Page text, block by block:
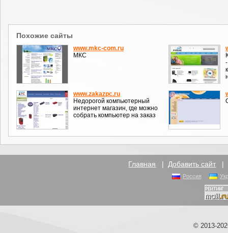
Похожие сайты
www.mkc-com.ru
МКС
www.zakazpc.ru
Недорогой компьютерный
интернет магазин, где можно
собрать компьютер на заказ
Главная | Добавить сайт |
Россия
© 2013-